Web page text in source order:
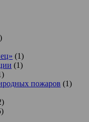
(1)
(1)
пожаров (1)